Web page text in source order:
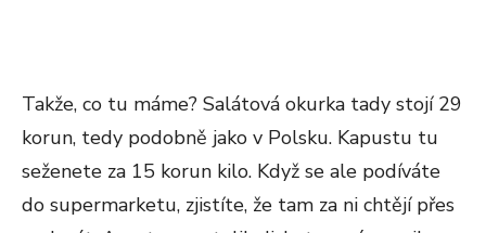
Takže, co tu máme? Salátová okurka tady stojí 29
korun, tedy podobně jako v Polsku. Kapustu tu
seženete za 15 korun kilo. Když se ale podíváte
do supermarketu, zjistíte, že tam za ni chtějí přes